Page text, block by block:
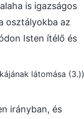
is igazságos
osztályokba az
Isten ítélő és
látomása (3.))
irányban, és